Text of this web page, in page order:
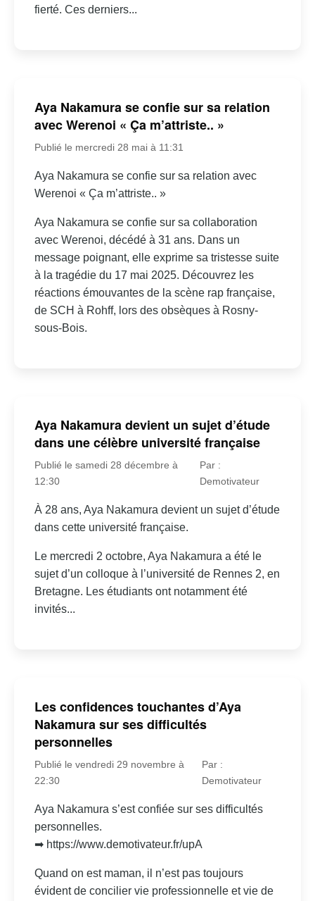
fierté. Ces derniers...
Aya Nakamura se confie sur sa relation
avec Werenoi « Ça m’attriste.. »
Publié le mercredi 28 mai à 11:31
Aya Nakamura se confie sur sa relation avec
Werenoi « Ça m’attriste.. »
Aya Nakamura se confie sur sa collaboration
avec Werenoi, décédé à 31 ans. Dans un
message poignant, elle exprime sa tristesse suite
à la tragédie du 17 mai 2025. Découvrez les
réactions émouvantes de la scène rap française,
de SCH à Rohff, lors des obsèques à Rosny-
sous-Bois.
Aya Nakamura devient un sujet d’étude
dans une célèbre université française
Publié le samedi 28 décembre à
12:30
Par :
Demotivateur
À 28 ans, Aya Nakamura devient un sujet d’étude
dans cette université française.
Le mercredi 2 octobre, Aya Nakamura a été le
sujet d’un colloque à l’université de Rennes 2, en
Bretagne. Les étudiants ont notamment été
invités...
Les confidences touchantes d’Aya
Nakamura sur ses difficultés
personnelles
Publié le vendredi 29 novembre à
22:30
Par :
Demotivateur
Aya Nakamura s’est confiée sur ses difficultés
personnelles.
➡ https://www.demotivateur.fr/upA
Quand on est maman, il n’est pas toujours
évident de concilier vie professionnelle et vie de